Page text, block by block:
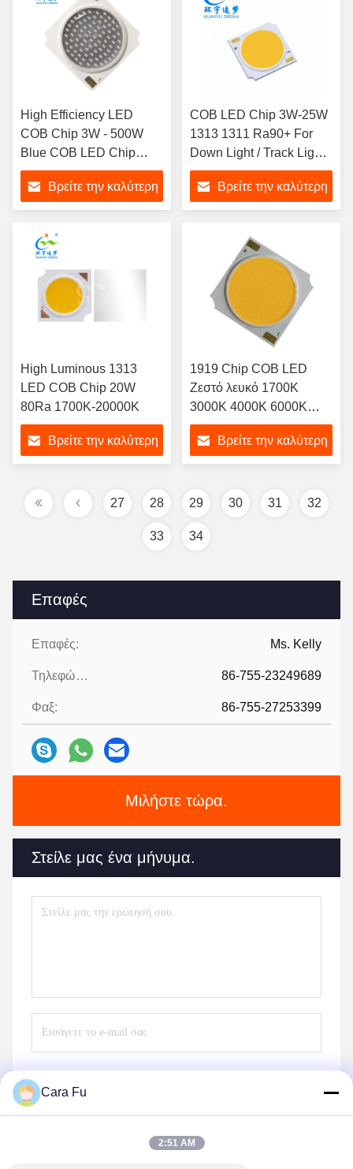
Επαφές
Επαφές: Ms. Kelly
Τηλεφώνημα: 86-755-23249689
Φαξ: 86-755-27253399
Μιλήστε τώρα.
Στείλε μας ένα μήνυμα.
High Efficiency LED
COB Chip 3W - 500W
Blue COB LED Chip
450nm
Βρείτε την καλύτερη
COB LED Chip 3W-25W
1313 1311 Ra90+ ​​For
Down Light / Track Light /
Spot Light
Βρείτε την καλύτερη
High Luminous 1313
LED COB Chip 20W
80Ra 1700K-20000K
Βρείτε την καλύτερη
1919 Chip COB LED
Ζεστό λευκό 1700K
3000K 4000K 6000K
7000K
Βρείτε την καλύτερη
27 28 29 30 31 32
33 34
Cara Fu
2:51 AM